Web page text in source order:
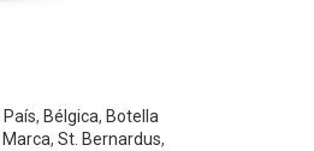
País, Bélgica, Botella
Marca, St. Bernardus,